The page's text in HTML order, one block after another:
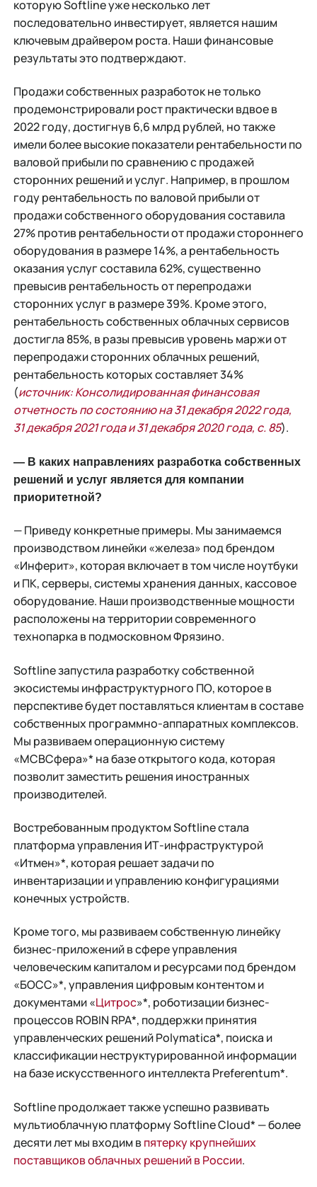
которую Softline уже несколько лет
последовательно инвестирует, является нашим
ключевым драйвером роста. Наши финансовые
результаты это подтверждают.
Продажи собственных разработок не только
продемонстрировали рост практически вдвое в
2022 году, достигнув 6,6 млрд рублей, но также
имели более высокие показатели рентабельности по
валовой прибыли по сравнению с продажей
сторонних решений и услуг. Например, в прошлом
году рентабельность по валовой прибыли от
продажи собственного оборудования составила
27% против рентабельности от продажи стороннего
оборудования в размере 14%, а рентабельность
оказания услуг составила 62%, существенно
превысив рентабельность от перепродажи
сторонних услуг в размере 39%. Кроме этого,
рентабельность собственных облачных сервисов
достигла 85%, в разы превысив уровень маржи от
перепродажи сторонних облачных решений,
рентабельность которых составляет 34%
(источник: Консолидированная финансовая
отчетность по состоянию на 31 декабря 2022 года,
31 декабря 2021 года и 31 декабря 2020 года, с. 85).
— В каких направлениях разработка собственных
решений и услуг является для компании
приоритетной?
— Приведу конкретные примеры. Мы занимаемся
производством линейки «железа» под брендом
«Инферит», которая включает в том числе ноутбуки
и ПК, серверы, системы хранения данных, кассовое
оборудование. Наши производственные мощности
расположены на территории современного
технопарка в подмосковном Фрязино.
Softline запустила разработку собственной
экосистемы инфраструктурного ПО, которое в
перспективе будет поставляться клиентам в составе
собственных программно-аппаратных комплексов.
Мы развиваем операционную систему
«МСВСфера»* на базе открытого кода, которая
позволит заместить решения иностранных
производителей.
Востребованным продуктом Softline стала
платформа управления ИТ-инфраструктурой
«Итмен»*, которая решает задачи по
инвентаризации и управлению конфигурациями
конечных устройств.
Кроме того, мы развиваем собственную линейку
бизнес-приложений в сфере управления
человеческим капиталом и ресурсами под брендом
«БОСС»*, управления цифровым контентом и
документами «Цитрос»*, роботизации бизнес-
процессов ROBIN RPA*, поддержки принятия
управленческих решений Polymatica*, поиска и
классификации неструктурированной информации
на базе искусственного интеллекта Preferentum*.
Softline продолжает также успешно развивать
мультиоблачную платформу Softline Cloud* — более
десяти лет мы входим впятерку крупнейших
поставщиков облачных решений в России.